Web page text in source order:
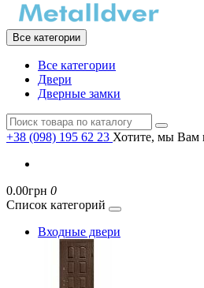
Все категории
Все категории
Двери
Дверные замки
+38 (098) 195 62 23 Хотите, мы Вам
0.00грн 0
Список категорий
Входные двери